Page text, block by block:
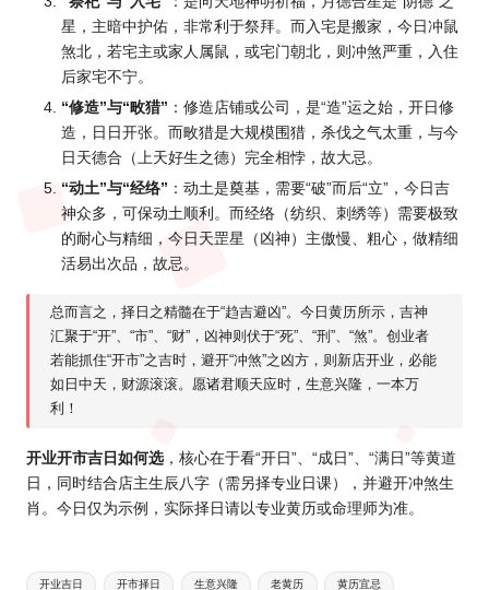
星，主暗中护佑，非常利于祭拜。而入宅是搬家，今日冲鼠
煞北，若宅主或家人属鼠，或宅门朝北，则冲煞严重，入住
后家宅不宁。
“修造”与“畋猎” ：修造店铺或公司，是“造”运之始，开日修
造，日日开张。而畋猎是大规模围猎，杀伐之气太重，与今
日天德合（上天好生之德）完全相悖，故大忌。
“动土”与“经络” ：动土是奠基，需要“破”而后“立”，今日吉
神众多，可保动土顺利。而经络（纺织、刺绣等）需要极致
的耐心与精细，今日天罡星（凶神）主傲慢、粗心，做精细
活易出次品，故忌。
总而言之，择日之精髓在于“趋吉避凶”。今日黄历所示，吉神
汇聚于“开”、“市”、“财”，凶神则伏于“死”、“刑”、“煞”。创业者
若能抓住“开市”之吉时，避开“冲煞”之凶方，则新店开业，必能
如日中天，财源滚滚。愿诸君顺天应时，生意兴隆，一本万
利！
开业开市吉日如何选，核心在于看“开日”、“成日”、“满日”等黄道
日，同时结合店主生辰八字（需另择专业日课），并避开冲煞生
肖。今日仅为示例，实际择日请以专业黄历或命理师为准。
Tags:
开业吉日 开市择日 生意兴隆 老黄历 黄历宜忌